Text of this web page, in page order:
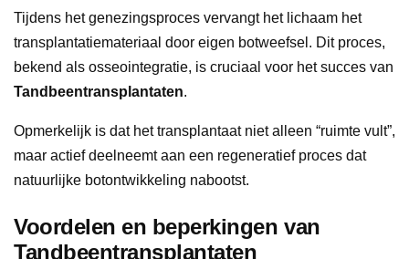
Tijdens het genezingsproces vervangt het lichaam het
transplantatiemateriaal door eigen botweefsel. Dit proces,
bekend als osseointegratie, is cruciaal voor het succes van
Tandbeentransplantaten.
Opmerkelijk is dat het transplantaat niet alleen “ruimte vult”,
maar actief deelneemt aan een regeneratief proces dat
natuurlijke botontwikkeling nabootst.
Voordelen en beperkingen van
Tandbeentransplantaten